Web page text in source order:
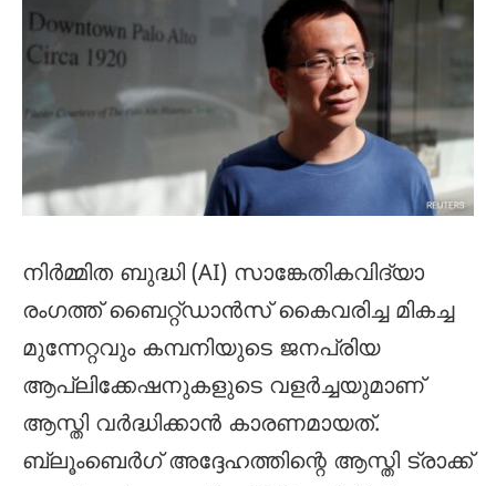
നിർമ്മിത ബുദ്ധി (AI) സാങ്കേതികവിദ്യാ
രംഗത്ത് ബൈറ്റ്ഡാൻസ് കൈവരിച്ച മികച്ച
മുന്നേറ്റവും കമ്പനിയുടെ ജനപ്രിയ
ആപ്ലിക്കേഷനുകളുടെ വളർച്ചയുമാണ്
ആസ്തി വർദ്ധിക്കാൻ കാരണമായത്.
ബ്ലൂംബെർഗ് അദ്ദേഹത്തിന്റെ ആസ്തി ട്രാക്ക്